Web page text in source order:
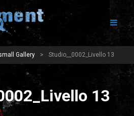
Gallery > Studio__0002_Livello 13
13